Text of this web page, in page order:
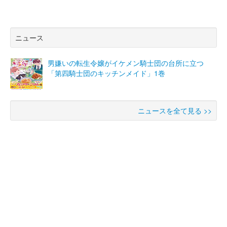
ニュース
男嫌いの転生令嬢がイケメン騎士団の台所に立つ
「第四騎士団のキッチンメイド」1巻
ニュースを全て見る >>